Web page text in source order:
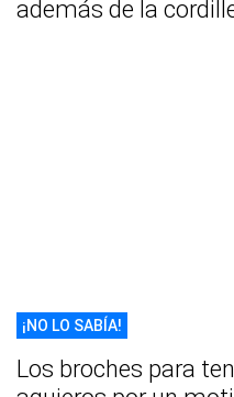
además de la
¡NO LO SABÍA!
Los broches para